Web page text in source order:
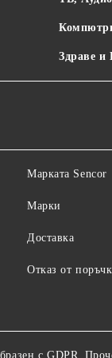
Здраве и
Maрката Sencor
Марки
Доставка
Отказ от
с GDPR.